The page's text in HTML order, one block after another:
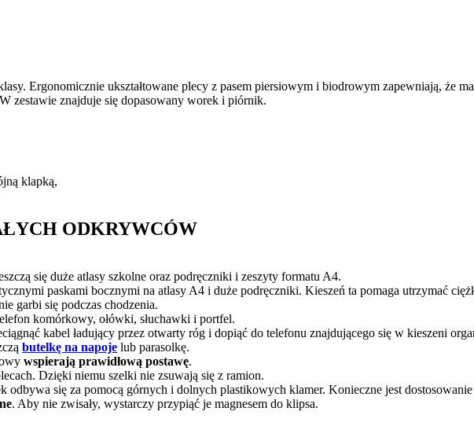
Ergonomicznie ukształtowane plecy z pasem piersiowym i biodrowym zapewniają, że
zestawie znajduje się dopasowany worek i piórnik.
klapką,
ODKRYWCÓW
się duże atlasy szkolne oraz podręczniki i zeszyty formatu A4.
paskami bocznymi na atlasy A4 i duże podręczniki. Kieszeń ta pomaga utrzymać
garbi się podczas chodzenia.
komórkowy, ołówki, słuchawki i portfel.
kabel ładujący przez otwarty róg i dopiąć do telefonu znajdującego się w kieszeni
butelkę na napoje lub parasolkę.
wspierają prawidłową postawę.
Dzięki niemu szelki nie zsuwają się z ramion.
odbywa się za pomocą górnych i dolnych plastikowych klamer. Konieczne jest
. Aby nie zwisały, wystarczy przypiąć je magnesem do klipsa.